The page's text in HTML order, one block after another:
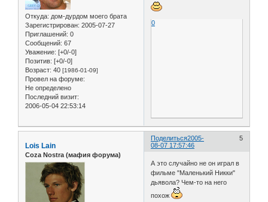
Откуда: дом-дурдом моего брата
Зарегистрирован: 2005-07-27
Приглашений: 0
Сообщений: 67
Уважение: [+0/-0]
Позитив: [+0/-0]
Возраст: 40 [1986-01-09]
Провел на форуме:
Не определено
Последний визит:
2006-05-04 22:53:14
0
Поделиться 5
2005-
08-07 17:57:46
Lois Lain
Coza Nostra (мафия форума)
А это случайно не он играл в
фильме "Маленький Никки"
дьявола? Чем-то на него
похож